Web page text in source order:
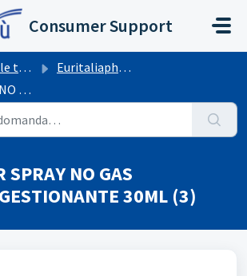
principale
Consumer Support
Euritaliapharma
30ML
SPRAY NO GAS
30ML (3)